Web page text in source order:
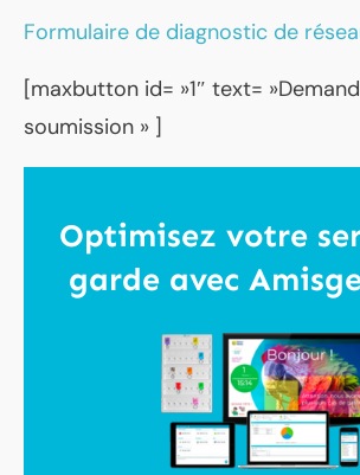
Formulaire de diagnostic de
[maxbutton id= »1″ text=
soumission » ]
Optimisez votre
garde avec